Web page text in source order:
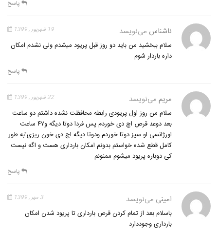
پاسخ
ناشناس می‌نویسد 19 شهریور , 1399
سلام ببخشید من باید دو روز قبل پریود میشدم ولی نشدم امکان
داره باردار شوم
پاسخ
مریم می‌نویسد 22 شهریور , 1399
سلام من روز اول پریودی رابطه محافظت نشده داشتم دو ساعت
بعد دوعد قرص اچ دی خوردم پس فردا دوتا دیگه و۴۷ ساعت
اورژانسی او سیز دوتا خوردم ودوتا دیگه اچ دی خون ریزی ّبه طور
کامل قطع شده خواستم بدونم امکان بارداری هست و اگه نیست
کی دوباره پریود میشوم ممنونم
پاسخ
امینی می‌نویسد 3 مهر , 1399
باسلام بعد از تمام کردن قرص بارداری تا پریود شدن امکان
بارداری وجوددارد